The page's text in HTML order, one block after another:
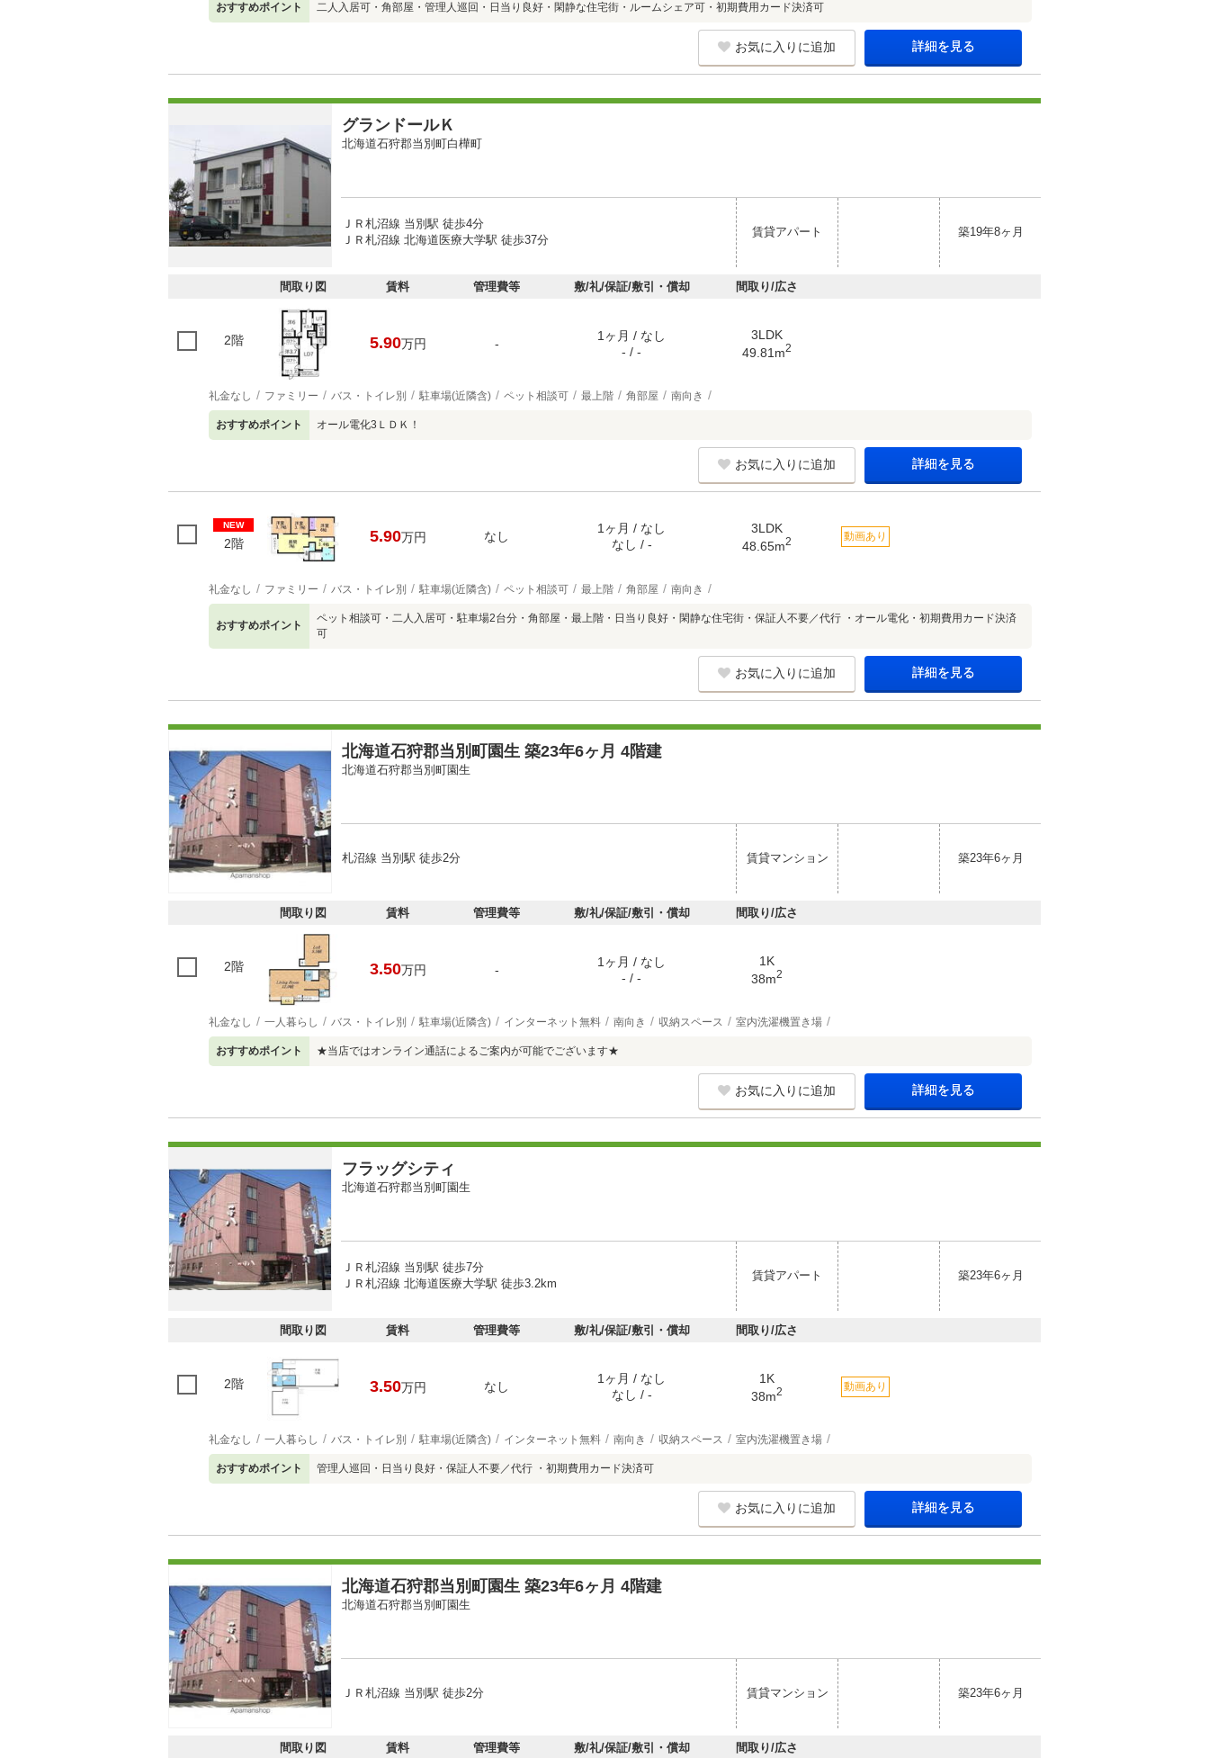
おすすめポイント 二人入居可・角部屋・管理人巡回・日当り良好・閑静な住宅街・ルームシェア可・初期費用カード決済可
お気に入りに追加 詳細を見る
グランドールＫ
北海道石狩郡当別町白樺町
ＪＲ札沼線 当別駅 徒歩4分
ＪＲ札沼線 北海道医療大学駅 徒歩37分
賃貸アパート 築19年8ヶ月
間取り図 賃料 管理費等 敷/礼/保証/敷引・償却 間取り/広さ
2階 5.90万円 -
1ヶ月 / なし
- / -
3LDK
49.81m2
礼金なし ファミリー バス・トイレ別 駐車場(近隣含) ペット相談可 最上階 角部屋 南向き
おすすめポイント オール電化3ＬＤＫ！
お気に入りに追加 詳細を見る
NEW
2階 5.90万円 なし
1ヶ月 / なし
なし / -
3LDK
48.65m2 動画あり
礼金なし ファミリー バス・トイレ別 駐車場(近隣含) ペット相談可 最上階 角部屋 南向き
おすすめポイント
ペット相談可・二人入居可・駐車場2台分・角部屋・最上階・日当り良好・閑静な住宅街・保証人不要／代行 ・オール電化・初期費用カード決済
可
お気に入りに追加 詳細を見る
北海道石狩郡当別町園生 築23年6ヶ月 4階建
北海道石狩郡当別町園生
札沼線 当別駅 徒歩2分 賃貸マンション 築23年6ヶ月
間取り図 賃料 管理費等 敷/礼/保証/敷引・償却 間取り/広さ
2階 3.50万円 -
1ヶ月 / なし
- / -
1K
38m2
礼金なし 一人暮らし バス・トイレ別 駐車場(近隣含) インターネット無料 南向き 収納スペース 室内洗濯機置き場
おすすめポイント ★当店ではオンライン通話によるご案内が可能でございます★
お気に入りに追加 詳細を見る
フラッグシティ
北海道石狩郡当別町園生
ＪＲ札沼線 当別駅 徒歩7分
ＪＲ札沼線 北海道医療大学駅 徒歩3.2km
賃貸アパート 築23年6ヶ月
間取り図 賃料 管理費等 敷/礼/保証/敷引・償却 間取り/広さ
2階 3.50万円 なし
1ヶ月 / なし
なし / -
1K
38m2 動画あり
礼金なし 一人暮らし バス・トイレ別 駐車場(近隣含) インターネット無料 南向き 収納スペース 室内洗濯機置き場
おすすめポイント 管理人巡回・日当り良好・保証人不要／代行 ・初期費用カード決済可
お気に入りに追加 詳細を見る
北海道石狩郡当別町園生 築23年6ヶ月 4階建
北海道石狩郡当別町園生
ＪＲ札沼線 当別駅 徒歩2分 賃貸マンション 築23年6ヶ月
間取り図 賃料 管理費等 敷/礼/保証/敷引・償却 間取り/広さ